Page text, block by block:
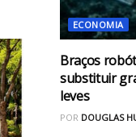
ECONOMIA
Braços
substituir
leves
POR DOUGLAS